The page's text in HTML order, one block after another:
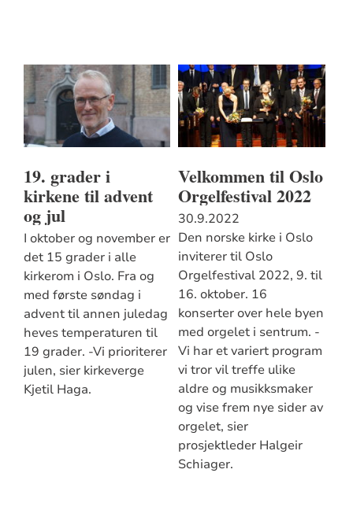
19. grader i
kirkene til advent
og jul
I oktober og november er
det 15 grader i alle
kirkerom i Oslo. Fra og
med første søndag i
advent til annen juledag
heves temperaturen til
19 grader. -Vi prioriterer
julen, sier kirkeverge
Kjetil Haga.
Velkommen til Oslo
Orgelfestival 2022
30.9.2022
Den norske kirke i Oslo
inviterer til Oslo
Orgelfestival 2022, 9. til
16. oktober. 16
konserter over hele byen
med orgelet i sentrum. -
Vi har et variert program
vi tror vil treffe ulike
aldre og musikksmaker
og vise frem nye sider av
orgelet, sier
prosjektleder Halgeir
Schiager.